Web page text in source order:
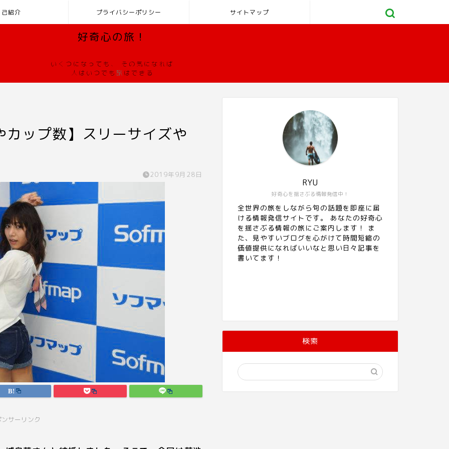
己紹介 プライバシーポリシー サイトマップ
好奇心の旅！
いくつになっても、 その気になれば
人はいつでも 旅 はできる
ップ数】スリーサイズや
2019年9月28日
サーリンク
好奇心を揺さぶる情報発信中！
RYU
全世界の旅をしながら旬の話題を即座に届
ける情報発信サイトです。 あなたの好奇心
を揺さぶる情報の旅にご案内します！ ま
た、見やすいブログを心がけて時間短縮の
価値提供になればいいなと思い日々記事を
書いてます！
検索